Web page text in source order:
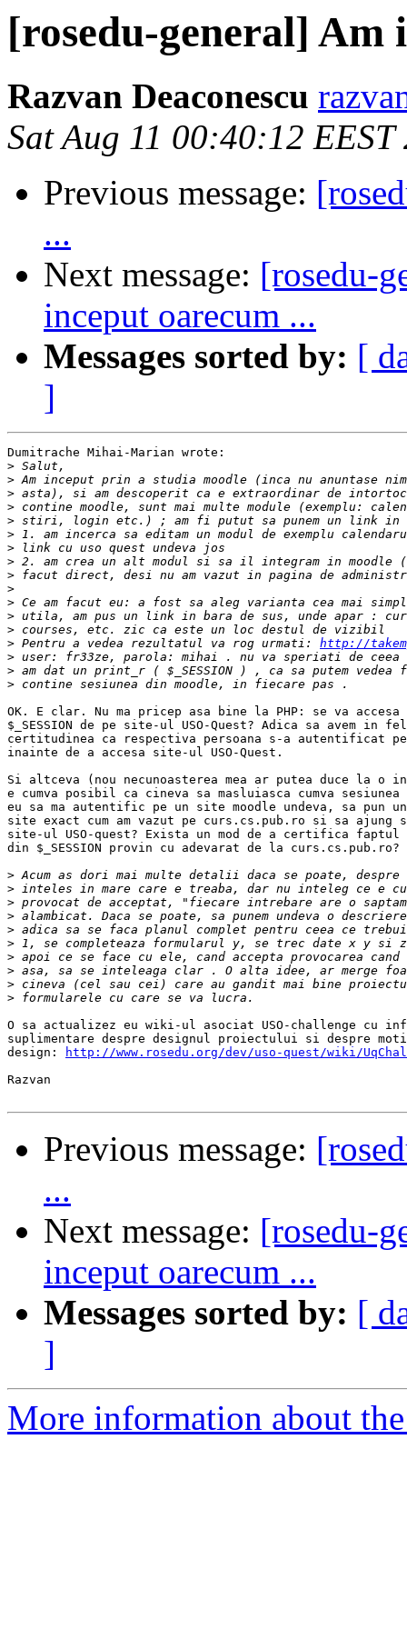
[rosedu-general] Am
Razvan Deaconescu
Sat Aug 11 00:40:12 EEST
Previous message:
...
Next message: [rosedu-
inceput oarecum ...
Messages sorted by: [
]
Dumitrache Mihai-Marian wrote:
>
>
>
>
>
>
>
>
>
>
>
>
>
> Pentru a vedea rezultatul va rog urmati: http://
>
>
>
OK. E clar. Nu ma pricep asa bine la PHP: se va
$_SESSION de pe site-ul USO-Quest? Adica sa avem in
certitudinea ca respectiva persoana s-a autentificat
inainte de a accesa site-ul USO-Quest.
Si altceva (nou necunoasterea mea ar putea duce la o
e cumva posibil ca cineva sa masluiasca cumva
eu sa ma autentific pe un site moodle undeva, sa pun
site exact cum am vazut pe curs.cs.pub.ro si sa ajung
site-ul USO-quest? Exista un mod de a certifica
din $_SESSION provin cu adevarat de la curs.cs.pub.ro?
>
>
>
>
>
>
>
>
>
>
O sa actualizez eu wiki-ul asociat USO-challenge cu
suplimentare despre designul proiectului si despre
design:
http://www.rosedu.org/dev/uso-quest/wiki/
Razvan
Previous message:
...
Next message: [rosedu-
inceput oarecum ...
Messages sorted by: [
]
More information about